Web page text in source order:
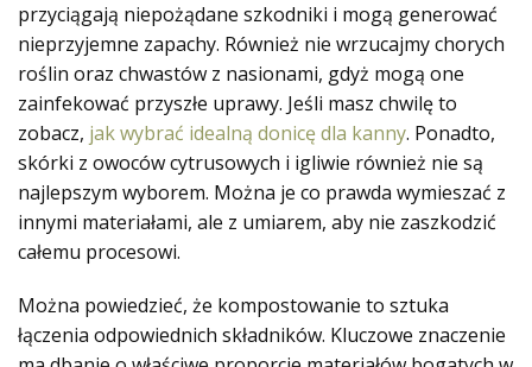
przyciągają niepożądane szkodniki i mogą generować
nieprzyjemne zapachy. Również nie wrzucajmy chorych
roślin oraz chwastów z nasionami, gdyż mogą one
zainfekować przyszłe uprawy. Jeśli masz chwilę to
zobacz, jak wybrać idealną donicę dla kanny. Ponadto,
skórki z owoców cytrusowych i igliwie również nie są
najlepszym wyborem. Można je co prawda wymieszać z
innymi materiałami, ale z umiarem, aby nie zaszkodzić
całemu procesowi.
Można powiedzieć, że kompostowanie to sztuka
łączenia odpowiednich składników. Kluczowe znaczenie